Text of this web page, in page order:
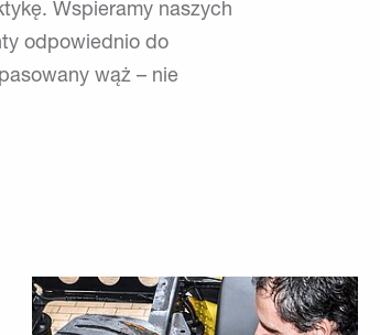
Wspieramy naszych
odpowiednio do
wąż – nie